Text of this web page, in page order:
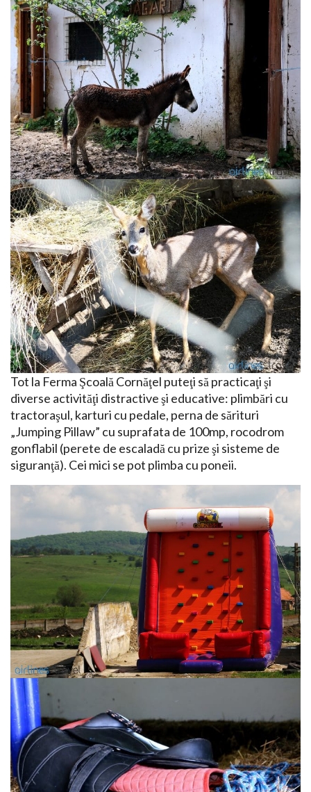
Tot la Ferma Şcoală Cornăţel puteţi să practicaţi şi
diverse activităţi distractive şi educative: plimbări cu
tractoraşul, karturi cu pedale, perna de sărituri
„Jumping Pillaw” cu suprafata de 100mp, rocodrom
gonflabil (perete de escaladă cu prize şi sisteme de
siguranţă). Cei mici se pot plimba cu poneii.